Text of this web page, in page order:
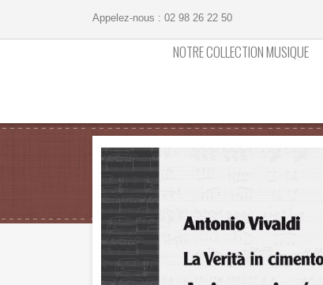
Appelez-nous : 02 98 26 22 50
NOTRE COLLECTION MUSIQUE